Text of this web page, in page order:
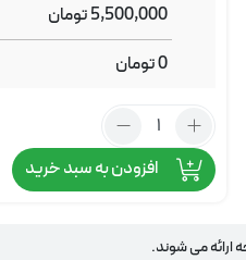
5,500,000تومان
0تومان
تعداد:
پرده
مخمل
سیتا
افزودن به سبد خرید
ارائه می شوند.